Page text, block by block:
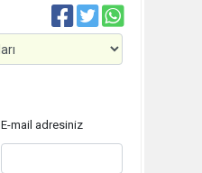
E-mail adresiniz